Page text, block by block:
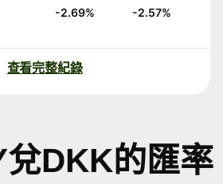
-2.69% -2.57%
查看完整紀錄
兌DKK的匯率